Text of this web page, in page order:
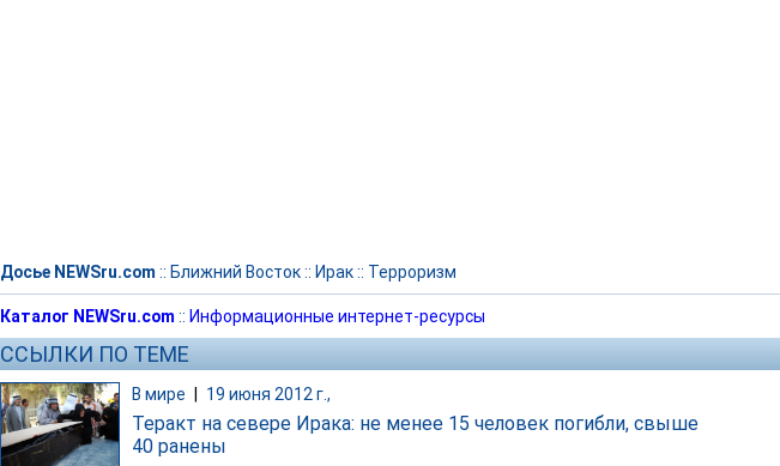
Досье NEWSru.com :: Ближний Восток:: Ирак:: Терроризм
Каталог NEWSru.com :: Информационные интернет-ресурсы
ССЫЛКИ ПО ТЕМЕ
В мире 19 июня 2012 г.,
Теракт на севере Ирака: не менее 15 человек погибли, свыше
40 ранены